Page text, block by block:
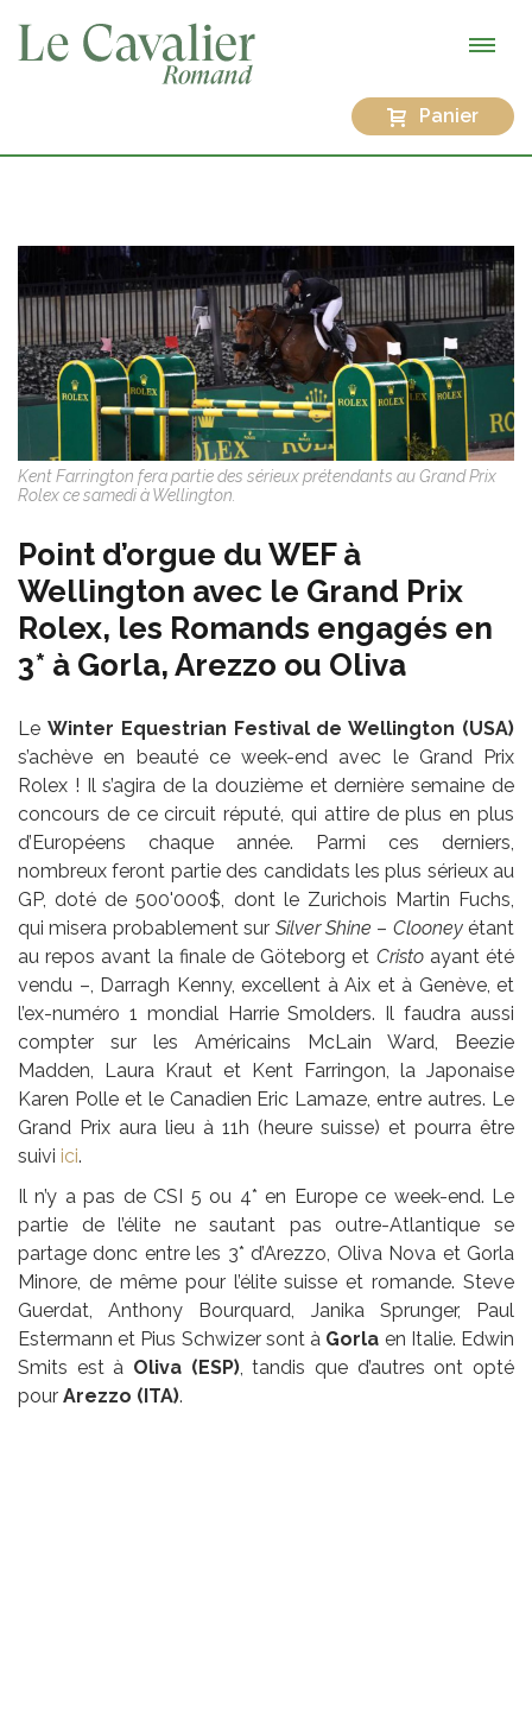
Panier
Kent Farrington fera partie des sérieux prétendants au Grand Prix
Rolex ce samedi à Wellington.
Point d’orgue du WEF à
Wellington avec le Grand Prix
Rolex, les Romands engagés en
3* à Gorla, Arezzo ou Oliva
Le Winter Equestrian Festival de Wellington (USA)
s’achève en beauté ce week-end avec le Grand Prix
Rolex ! Il s’agira de la douzième et dernière semaine de
concours de ce circuit réputé, qui attire de plus en plus
d’Européens chaque année. Parmi ces derniers,
nombreux feront partie des candidats les plus sérieux au
GP, doté de 500'000$, dont le Zurichois Martin Fuchs,
qui misera probablement sur Silver Shine – Clooneyétant
au repos avant la finale de Göteborg et Cristoayant été
vendu –, Darragh Kenny, excellent à Aix et à Genève, et
l’ex-numéro 1 mondial Harrie Smolders. Il faudra aussi
compter sur les Américains McLain Ward, Beezie
Madden, Laura Kraut et Kent Farringon, la Japonaise
Karen Polle et le Canadien Eric Lamaze, entre autres. Le
Grand Prix aura lieu à 11h (heure suisse) et pourra être
suivi ici.
Il n’y a pas de CSI 5 ou 4* en Europe ce week-end. Le
partie de l’élite ne sautant pas outre-Atlantique se
partage donc entre les 3* d’Arezzo, Oliva Nova et Gorla
Minore, de même pour l’élite suisse et romande. Steve
Guerdat, Anthony Bourquard, Janika Sprunger, Paul
Estermann et Pius Schwizer sont à Gorla en Italie. Edwin
Smits est à Oliva (ESP), tandis que d’autres ont opté
pour Arezzo (ITA).